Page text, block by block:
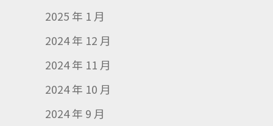
2025 年 1 月
2024 年 12 月
2024 年 11 月
2024 年 10 月
2024 年 9 月